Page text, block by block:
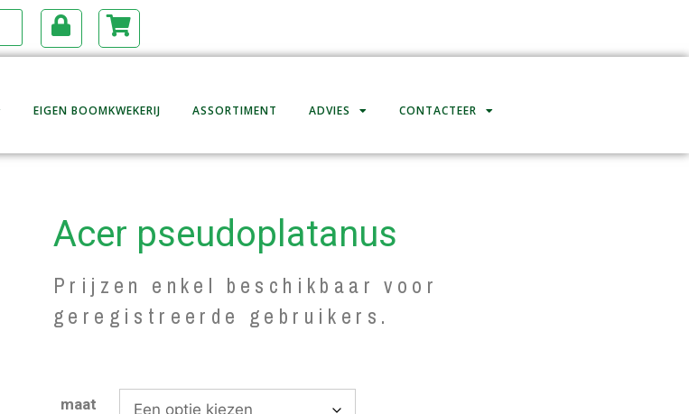
EIGEN BOOMKWEKERIJ ASSORTIMENT ADVIES CONTACTEER
Acer pseudoplatanus
Prijzen enkel beschikbaar voor
geregistreerde gebruikers.
maat